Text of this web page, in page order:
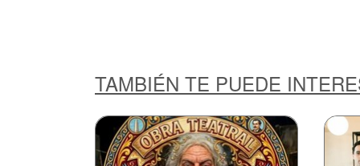
TAMBIÉN TE PUEDE